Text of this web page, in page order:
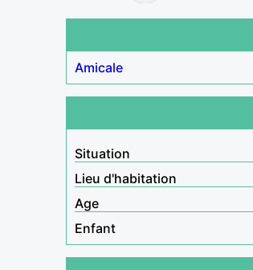
Amicale
Situation
Lieu d'habitation
Age
Enfant